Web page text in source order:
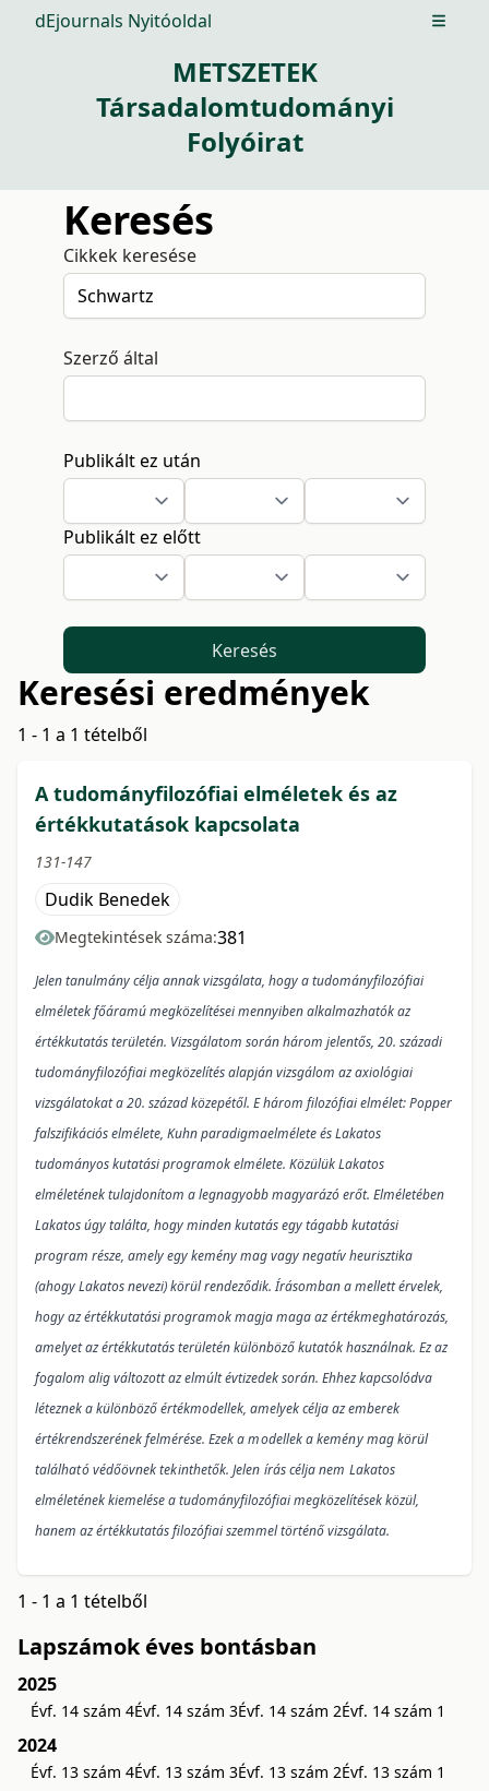
dEjournals Nyitóoldal Open
METSZETEK
Társadalomtudományi
Folyóirat
Keresés
Cikkek keresése
Szerző által
Publikált ez után
Publikált ez előtt
Keresés
Keresési eredmények
1 - 1 a 1 tételből
A tudományfilozófiai elméletek és az
értékkutatások kapcsolata
131-147
Dudik Benedek
Megtekintések száma:381
Jelen tanulmány célja annak vizsgálata, hogy a tudományfilozófiai
elméletek főáramú megközelítései mennyiben alkalmazhatók az
értékkutatás területén. Vizsgálatom során három jelentős, 20. századi
tudományfilozófiai megközelítés alapján vizsgálom az axiológiai
vizsgálatokat a 20. század közepétől. E három filozófiai elmélet: Popper
falszifikációs elmélete, Kuhn paradigmaelmélete és Lakatos
tudományos kutatási programok elmélete. Közülük Lakatos
elméletének tulajdonítom a legnagyobb magyarázó erőt. Elméletében
Lakatos úgy találta, hogy minden kutatás egy tágabb kutatási
program része, amely egy kemény mag vagy negatív heurisztika
(ahogy Lakatos nevezi) körül rendeződik. Írásomban a mellett érvelek,
hogy az értékkutatási programok magja maga az értékmeghatározás,
amelyet az értékkutatás területén különböző kutatók használnak. Ez az
fogalom alig változott az elmúlt évtizedek során. Ehhez kapcsolódva
léteznek a különböző értékmodellek, amelyek célja az emberek
értékrendszerének felmérése. Ezek a modellek a kemény mag körül
található védőövnek tekinthetők. Jelen írás célja nem Lakatos
elméletének kiemelése a tudományfilozófiai megközelítések közül,
hanem az értékkutatás filozófiai szemmel történő vizsgálata.
1 - 1 a 1 tételből
Lapszámok éves bontásban
2025
Évf. 14 szám 4Évf. 14 szám 3Évf. 14 szám 2Évf. 14 szám 1
2024
Évf. 13 szám 4Évf. 13 szám 3Évf. 13 szám 2Évf. 13 szám 1